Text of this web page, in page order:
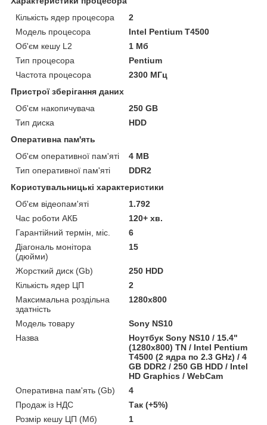
Кількість ядер процесора
2
Модель процесора
Intel Pentium T4500
Об'єм кешу L2
1 Мб
Тип процесора
Pentium
Частота процесора
2300 МГц
Пристрої зберігання даних
Об'єм накопичувача
250 GB
Тип диска
HDD
Оперативна пам'ять
Об'єм оперативної пам'яті
4 MB
Тип оперативної пам'яті
DDR2
Користувальницькі характеристики
Об'єм відеопам'яті
1.792
Час роботи АКБ
120+ хв.
Гарантійний термін, міс.
6
Діагональ монітора
(дюйми)
15
Жорсткий диск (Gb)
250 HDD
Кількість ядер ЦП
2
Максимальна роздільна
здатність
1280x800
Модель товару
Sony NS10
Назва
Ноутбук Sony NS10 / 15.4"
(1280x800) TN / Intel Pentium
T4500 (2 ядра по 2.3 GHz) / 4
GB DDR2 / 250 GB HDD / Intel
HD Graphics / WebCam
Оперативна пам'ять (Gb)
4
Продаж із НДС
Так (+5%)
Розмір кешу ЦП (Мб)
1